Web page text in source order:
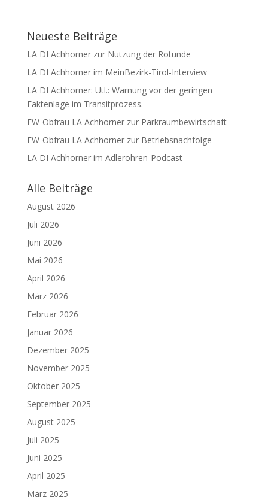
Neueste Beiträge
LA DI Achhorner zur Nutzung der Rotunde
LA DI Achhorner im MeinBezirk-Tirol-Interview
LA DI Achhorner: Utl.: Warnung vor der geringen
Faktenlage im Transitprozess.
FW-Obfrau LA Achhorner zur Parkraumbewirtschaft
FW-Obfrau LA Achhorner zur Betriebsnachfolge
LA DI Achhorner im Adlerohren-Podcast
Alle Beiträge
August 2026
Juli 2026
Juni 2026
Mai 2026
April 2026
März 2026
Februar 2026
Januar 2026
Dezember 2025
November 2025
Oktober 2025
September 2025
August 2025
Juli 2025
Juni 2025
April 2025
März 2025